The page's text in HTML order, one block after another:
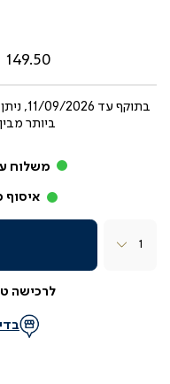
149.50 ₪
בתוקף עד
ביותר
משלוח
איסוף
לרכישה